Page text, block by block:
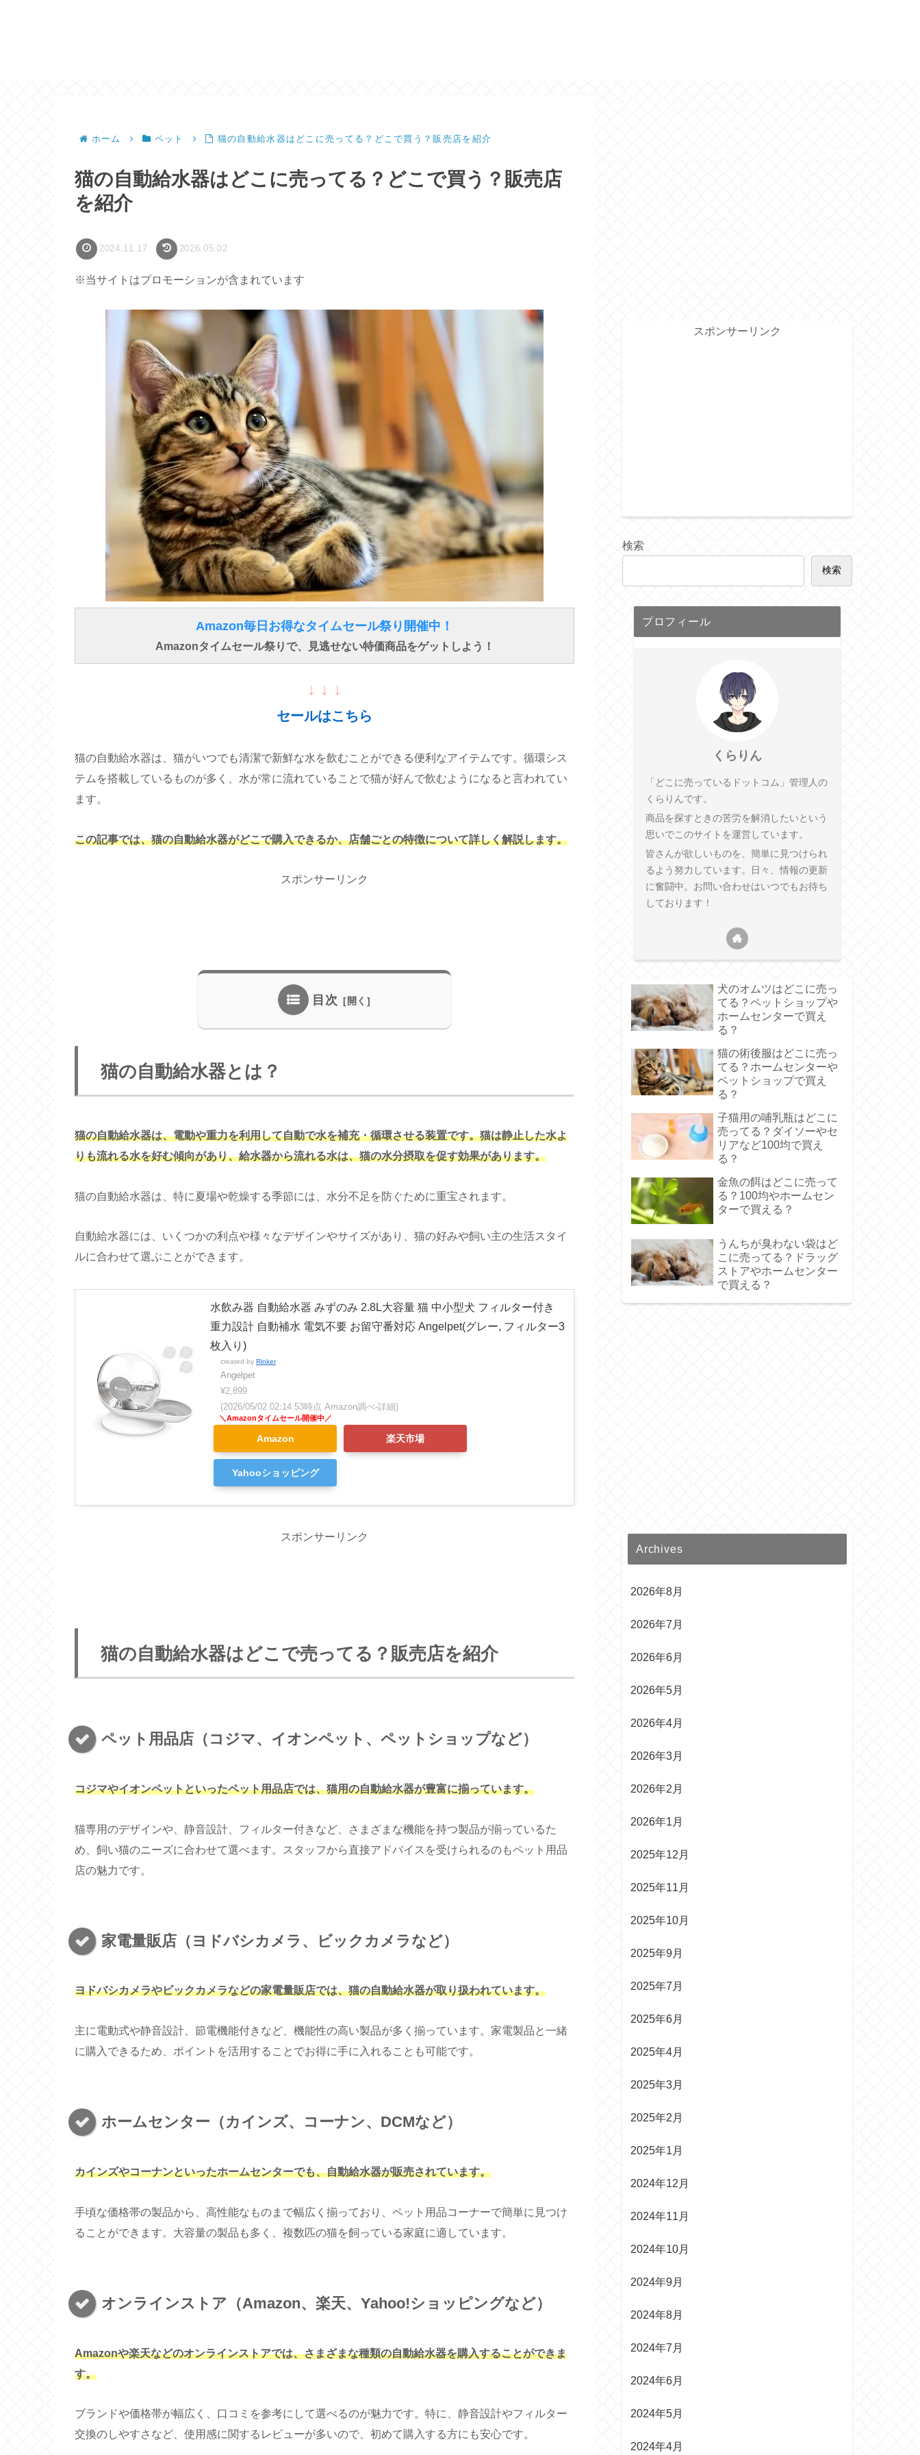
ホーム ペット 猫の自動給水器はどこに売ってる？どこで買う？販売店を紹介
猫の自動給水器はどこに売ってる？どこで買う？販売店
を紹介
2024.11.17 2026.05.02
※当サイトはプロモーションが含まれています
Amazon毎日お得なタイムセール祭り開催中！
Amazonタイムセール祭りで、見逃せない特価商品をゲットしよう！
↓ ↓ ↓
セールはこちら
猫の自動給水器は、猫がいつでも清潔で新鮮な水を飲むことができる便利なアイテムです。循環シス
テムを搭載しているものが多く、水が常に流れていることで猫が好んで飲むようになると言われてい
ます。
この記事では、猫の自動給水器がどこで購入できるか、店舗ごとの特徴について詳しく解説します。
スポンサーリンク
目次
猫の自動給水器とは？
猫の自動給水器は、電動や重力を利用して自動で水を補充・循環させる装置です。猫は静止した水よ
りも流れる水を好む傾向があり、給水器から流れる水は、猫の水分摂取を促す効果があります。
猫の自動給水器は、特に夏場や乾燥する季節には、水分不足を防ぐために重宝されます。
自動給水器には、いくつかの利点や様々なデザインやサイズがあり、猫の好みや飼い主の生活スタイ
ルに合わせて選ぶことができます。
水飲み器 自動給水器 みずのみ 2.8L大容量 猫 中小型犬 フィルター付き
重力設計 自動補水 電気不要 お留守番対応 Angelpet(グレー, フィルター3
枚入り)
created by Rinker
Angelpet
¥2,899
(2026/05/02 02:14:53時点 Amazon調べ-詳細)
Amazon 楽天市場
Yahooショッピング
スポンサーリンク
猫の自動給水器はどこで売ってる？販売店を紹介
ペット用品店（コジマ、イオンペット、ペットショップなど）
コジマやイオンペットといったペット用品店では、猫用の自動給水器が豊富に揃っています。
猫専用のデザインや、静音設計、フィルター付きなど、さまざまな機能を持つ製品が揃っているた
め、飼い猫のニーズに合わせて選べます。スタッフから直接アドバイスを受けられるのもペット用品
店の魅力です。
家電量販店（ヨドバシカメラ、ビックカメラなど）
ヨドバシカメラやビックカメラなどの家電量販店では、猫の自動給水器が取り扱われています。
主に電動式や静音設計、節電機能付きなど、機能性の高い製品が多く揃っています。家電製品と一緒
に購入できるため、ポイントを活用することでお得に手に入れることも可能です。
ホームセンター（カインズ、コーナン、DCMなど）
カインズやコーナンといったホームセンターでも、自動給水器が販売されています。
手頃な価格帯の製品から、高性能なものまで幅広く揃っており、ペット用品コーナーで簡単に見つけ
ることができます。大容量の製品も多く、複数匹の猫を飼っている家庭に適しています。
オンラインストア（Amazon、楽天、Yahoo!ショッピングなど）
Amazonや楽天などのオンラインストアでは、さまざまな種類の自動給水器を購入することができま
す。
ブランドや価格帯が幅広く、口コミを参考にして選べるのが魅力です。特に、静音設計やフィルター
交換のしやすさなど、使用感に関するレビューが多いので、初めて購入する方にも安心です。
スポンサーリンク
検索
検索
プロフィール
くらりん
「どこに売っているドットコム」管理人の
くらりんです。
商品を探すときの苦労を解消したいという
思いでこのサイトを運営しています。
皆さんが欲しいものを、簡単に見つけられ
るよう努力しています。日々、情報の更新
に奮闘中。お問い合わせはいつでもお待ち
しております！
犬のオムツはどこに売っ
てる？ペットショップや
ホームセンターで買え
る？
猫の術後服はどこに売っ
てる？ホームセンターや
ペットショップで買え
る？
子猫用の哺乳瓶はどこに
売ってる？ダイソーやセ
リアなど100均で買え
る？
金魚の餌はどこに売って
る？100均やホームセン
ターで買える？
うんちが臭わない袋はど
こに売ってる？ドラッグ
ストアやホームセンター
で買える？
Archives
2026年8月
2026年7月
2026年6月
2026年5月
2026年4月
2026年3月
2026年2月
2026年1月
2025年12月
2025年11月
2025年10月
2025年9月
2025年7月
2025年6月
2025年4月
2025年3月
2025年2月
2025年1月
2024年12月
2024年11月
2024年10月
2024年9月
2024年8月
2024年7月
2024年6月
2024年5月
2024年4月